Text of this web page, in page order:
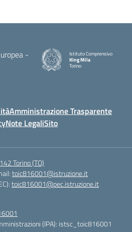
Istituto Comprensivo
King Mila
Torino
Amministrazione Trasparente
Note LegaliSito
Torino (TO)
toic816001@istruzione.it
toic816001@pec.istruzione.it
(IPA): istsc_toic816001